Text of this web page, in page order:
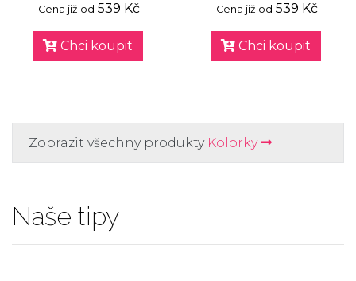
Cena již od 539 Kč
Chci koupit
Cena již od 539 Kč
Chci koupit
Zobrazit všechny produkty Kolorky
Naše tipy